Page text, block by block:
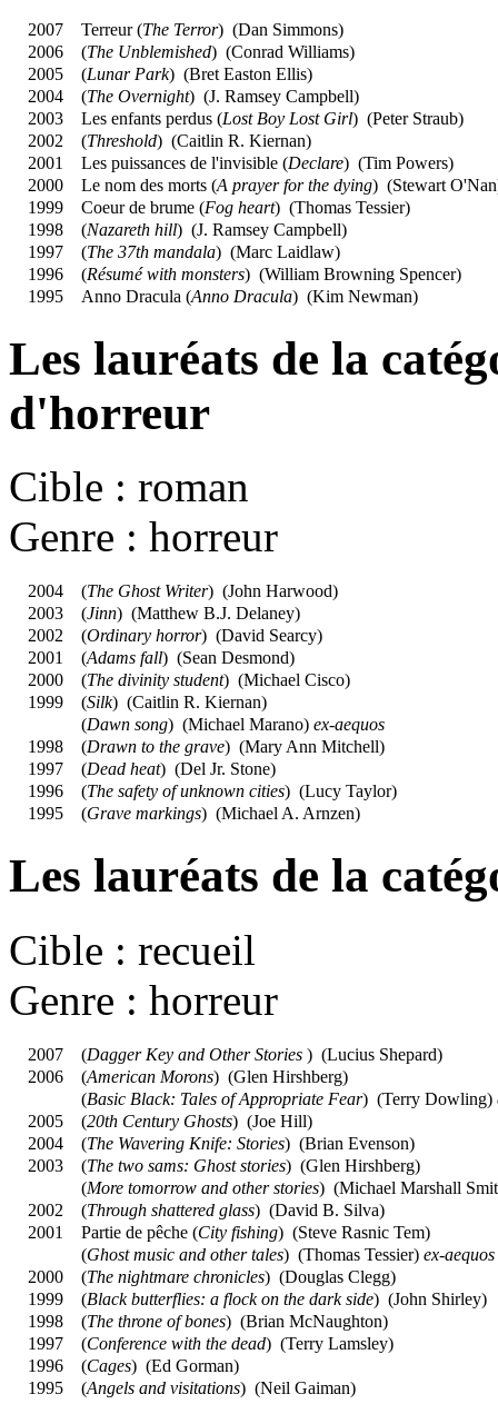
2007 Terreur (The Terror) (Dan Simmons)
2006
(The Unblemished) (Conrad Williams)
2005
(Lunar Park) (Bret Easton Ellis)
2004
(The Overnight) (J. Ramsey Campbell)
2003
Les enfants perdus (Lost Boy Lost Girl) (Peter Straub)
2002
(Threshold) (Caitlin R. Kiernan)
2001
Les puissances de l'invisible (Declare) (Tim Powers)
2000
Le nom des morts (A prayer for the dying) (Stewart O'Nan
1999
Coeur de brume (Fog heart) (Thomas Tessier)
1998
(Nazareth hill) (J. Ramsey Campbell)
1997
(The 37th mandala) (Marc Laidlaw)
1996
(Résumé with monsters) (William Browning Spencer)
1995
Anno Dracula (Anno Dracula) (Kim Newman)
Les lauréats de la
d'horreur
Cible : roman
Genre : horreur
2004 (The Ghost Writer) (John Harwood)
2003
(Jinn) (Matthew B.J. Delaney)
2002
(Ordinary horror) (David Searcy)
2001
(Adams fall) (Sean Desmond)
2000
(The divinity student) (Michael Cisco)
1999
(Silk) (Caitlin R. Kiernan)
(Dawn song) (Michael Marano) ex-aequos
1998
(Drawn to the grave) (Mary Ann Mitchell)
1997
(Dead heat) (Del Jr. Stone)
1996
(The safety of unknown cities) (Lucy Taylor)
1995
(Grave markings) (Michael A. Arnzen)
Les lauréats de la
Cible : recueil
Genre : horreur
2007 (Dagger Key and Other Stories ) (Lucius Shepard)
2006
(American Morons) (Glen Hirshberg)
(Basic Black: Tales of Appropriate Fear) (Terry Dowling)
2005
(20th Century Ghosts) (Joe Hill)
2004
(The Wavering Knife: Stories) (Brian Evenson)
2003
(The two sams: Ghost stories) (Glen Hirshberg)
(More tomorrow and other stories) (Michael Marshall
2002
(Through shattered glass) (David B. Silva)
2001
Partie de pêche (City fishing) (Steve Rasnic Tem)
(Ghost music and other tales) (Thomas Tessier) ex-aequos
2000
(The nightmare chronicles) (Douglas Clegg)
1999
(Black butterflies: a flock on the dark side) (John Shirley)
1998
(The throne of bones) (Brian McNaughton)
1997
(Conference with the dead) (Terry Lamsley)
1996
(Cages) (Ed Gorman)
1995
(Angels and visitations) (Neil Gaiman)